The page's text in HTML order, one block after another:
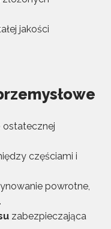
jakości
ostatecznej
częściami i
powrotne,
zabezpieczająca